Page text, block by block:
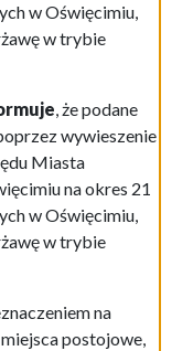
w Oświęcimiu,
w trybie
, że podane
wywieszenie
Miasta
na okres 21
w Oświęcimiu,
w trybie
na
postojowe,